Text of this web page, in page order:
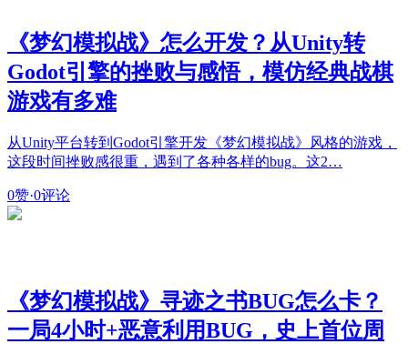
《梦幻模拟战》怎么开发？从Unity转
Godot引擎的挫败与感悟，模仿经典战棋
游戏有多难
从Unity平台转到Godot引擎开发《梦幻模拟战》风格的游戏，
这段时间挫败感很重，遇到了各种各样的bug。这2…
0赞·0评论
《梦幻模拟战》寻迹之书BUG怎么卡？
一局4小时+恶意利用BUG，史上首位周